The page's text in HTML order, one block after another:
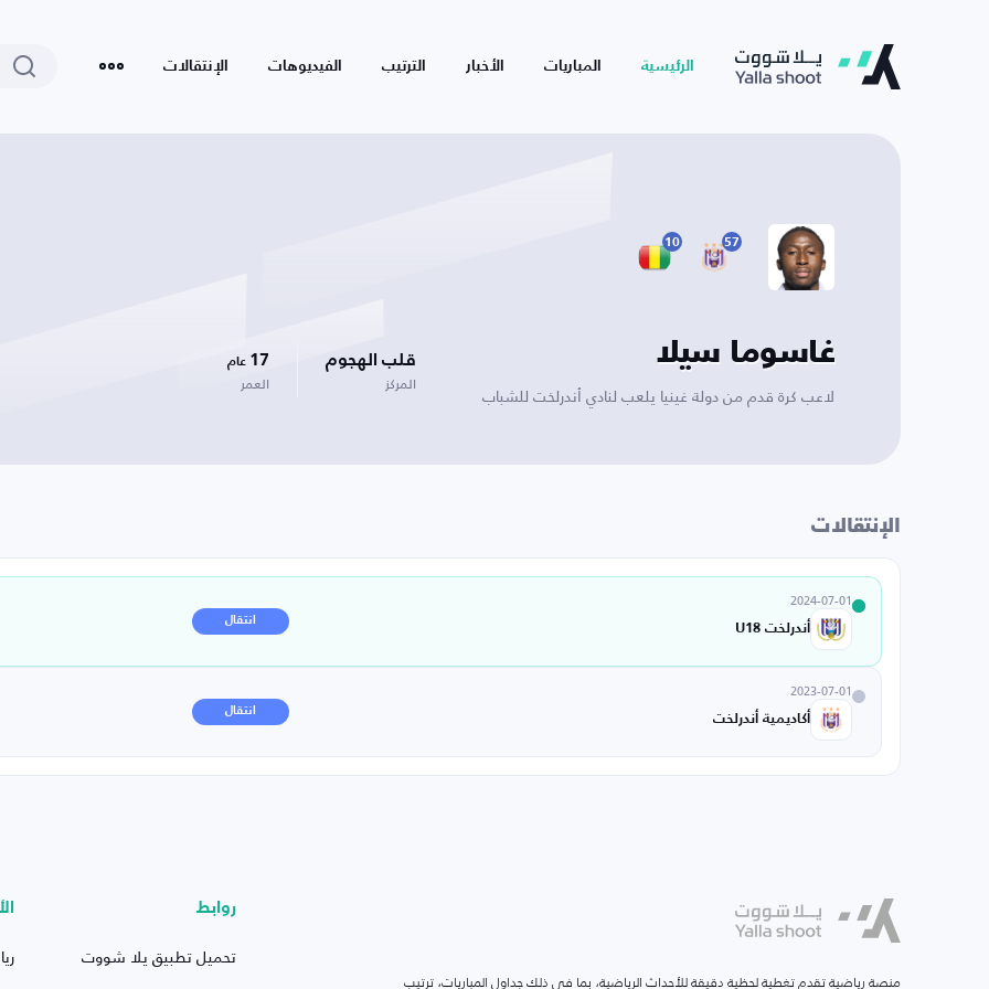
الرئيسية المباريات الأخبار الترتيب الفيديوهات الإنتقالات
57
10
غاسوما سيلا
لاعب كرة قدم من دولة غينيا يلعب لنادي أندرلخت للشباب
قلب الهجوم
المركز
17 عام
العمر
الإنتقالات
2024-07-01
أندرلخت U18
انتقال
2023-07-01
أكاديمية أندرلخت
انتقال
منصة رياضية تقدم تغطية لحظية دقيقة للأحداث الرياضية، بما في ذلك جداول المباريات، ترتيب
روابط
تحميل تطبيق يلا شووت